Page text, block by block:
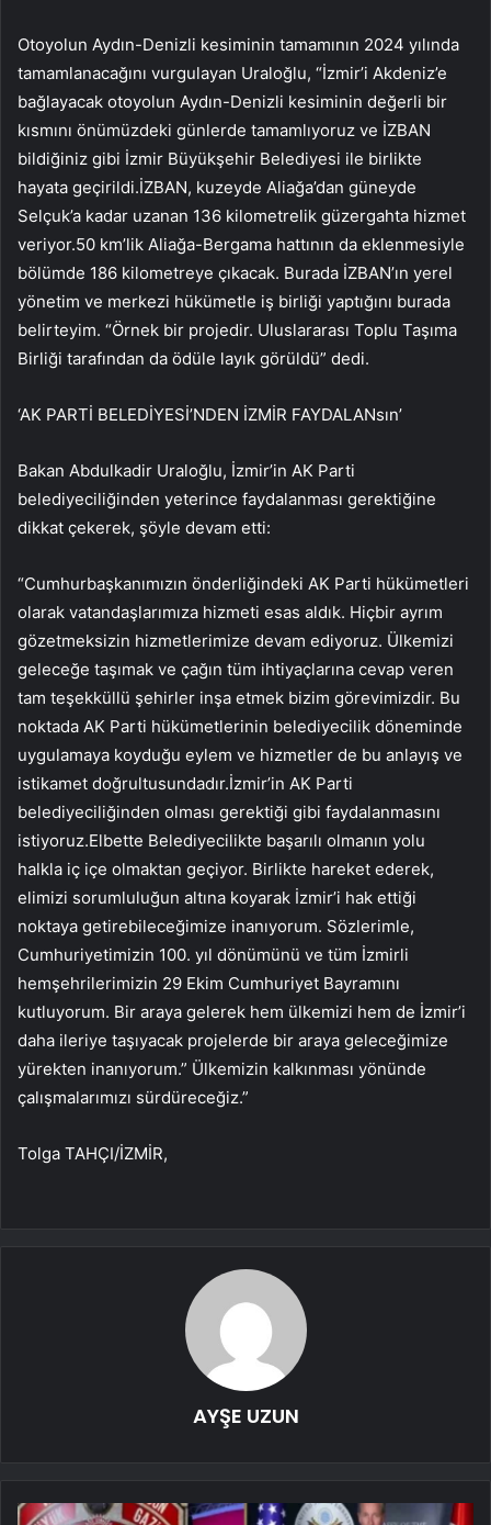
Otoyolun Aydın-Denizli kesiminin tamamının 2024 yılında
tamamlanacağını vurgulayan Uraloğlu, “İzmir’i Akdeniz’e
bağlayacak otoyolun Aydın-Denizli kesiminin değerli bir
kısmını önümüzdeki günlerde tamamlıyoruz ve İZBAN
bildiğiniz gibi İzmir Büyükşehir Belediyesi ile birlikte
hayata geçirildi.İZBAN, kuzeyde Aliağa’dan güneyde
Selçuk’a kadar uzanan 136 kilometrelik güzergahta hizmet
veriyor.50 km’lik Aliağa-Bergama hattının da eklenmesiyle
bölümde 186 kilometreye çıkacak. Burada İZBAN’ın yerel
yönetim ve merkezi hükümetle iş birliği yaptığını burada
belirteyim. “Örnek bir projedir. Uluslararası Toplu Taşıma
Birliği tarafından da ödüle layık görüldü” dedi.
‘AK PARTİ BELEDİYESİ’NDEN İZMİR FAYDALANsın’
Bakan Abdulkadir Uraloğlu, İzmir’in AK Parti
belediyeciliğinden yeterince faydalanması gerektiğine
dikkat çekerek, şöyle devam etti:
“Cumhurbaşkanımızın önderliğindeki AK Parti hükümetleri
olarak vatandaşlarımıza hizmeti esas aldık. Hiçbir ayrım
gözetmeksizin hizmetlerimize devam ediyoruz. Ülkemizi
geleceğe taşımak ve çağın tüm ihtiyaçlarına cevap veren
tam teşekküllü şehirler inşa etmek bizim görevimizdir. Bu
noktada AK Parti hükümetlerinin belediyecilik döneminde
uygulamaya koyduğu eylem ve hizmetler de bu anlayış ve
istikamet doğrultusundadır.İzmir’in AK Parti
belediyeciliğinden olması gerektiği gibi faydalanmasını
istiyoruz.Elbette Belediyecilikte başarılı olmanın yolu
halkla iç içe olmaktan geçiyor. Birlikte hareket ederek,
elimizi sorumluluğun altına koyarak İzmir’i hak ettiği
noktaya getirebileceğimize inanıyorum. Sözlerimle,
Cumhuriyetimizin 100. yıl dönümünü ve tüm İzmirli
hemşehrilerimizin 29 Ekim Cumhuriyet Bayramını
kutluyorum. Bir araya gelerek hem ülkemizi hem de İzmir’i
daha ileriye taşıyacak projelerde bir araya geleceğimize
yürekten inanıyorum.” Ülkemizin kalkınması yönünde
çalışmalarımızı sürdüreceğiz.”
Tolga TAHÇI/İZMİR,
AYŞE UZUN